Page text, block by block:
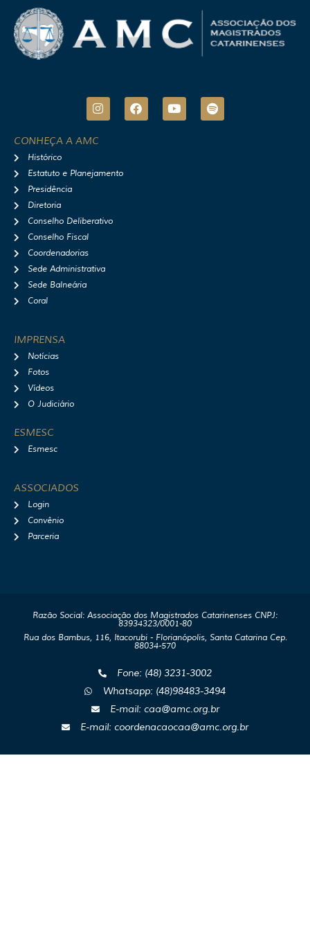
I
n
t
r
F
a
Y
o
S
p
CONHEÇA A AMC
Histórico
Estatuto e Planejamento
Presidência
Diretoria
Conselho Deliberativo
Conselho Fiscal
Coordenadorias
Sede Administrativa
Sede Balneária
Coral
IMPRENSA
Notícias
Fotos
Vídeos
O Judiciário
ESMESC
Esmesc
ASSOCIADOS
Login
Convênio
Parceria
Razão Social: Associação dos Magistrados Catarinenses CNPJ:
83934323/0001-80
Rua dos Bambus, 116, Itacorubi - Florianópolis, Santa Catarina Cep.
88034-570
Fone: (48) 3231-3002
Whatsapp: (48)98483-3494
E-mail: caa@amc.org.br
E-mail: coordenacaocaa@amc.org.br